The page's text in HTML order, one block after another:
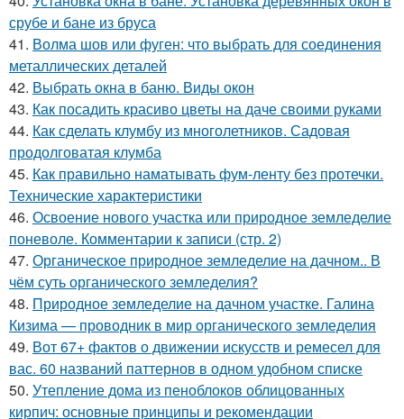
срубе и бане из бруса
41. Волма шов или фуген: что выбрать для соединения
металлических деталей
42. Выбрать окна в баню. Виды окон
43. Как посадить красиво цветы на даче своими руками
44. Как сделать клумбу из многолетников. Садовая
продолговатая клумба
45. Как правильно наматывать фум-ленту без протечки.
Технические характеристики
46. Освоение нового участка или природное земледелие
поневоле. Комментарии к записи (стр. 2)
47. Органическое природное земледелие на дачном.. В
чём суть органического земледелия?
48. Природное земледелие на дачном участке. Галина
Кизима — проводник в мир органического земледелия
49. Вот 67+ фактов о движении искусств и ремесел для
вас. 60 названий паттернов в одном удобном списке
50. Утепление дома из пеноблоков облицованных
кирпич: основные принципы и рекомендации